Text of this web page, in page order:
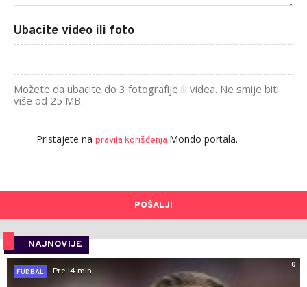
Ubacite video ili foto
Možete da ubacite do 3 fotografije ili videa. Ne smije biti
više od 25 MB.
Pristajete na pravila korišćenja Mondo portala.
POŠALJI
NAJNOVIJE
0
FUDBAL
Pre 14 min